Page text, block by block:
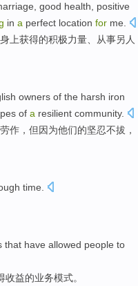
, good health, positive
in a perfect location for me.
上获得的积极力量、 从事另人
owners of the harsh iron
of a resilient community.
劳作 ，但因为他们的坚忍不拔，
time
that have allowed people to
收益的业务模式。